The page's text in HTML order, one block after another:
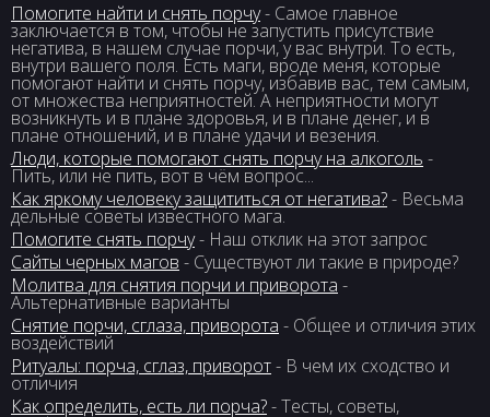
Помогите найти и снять порчу- Самое главное
заключается в том, чтобы не запустить присутствие
негатива, в нашем случае порчи, у вас внутри. То есть,
внутри вашего поля. Есть маги, вроде меня, которые
помогают найти и снять порчу, избавив вас, тем самым,
от множества неприятностей. А неприятности могут
возникнуть и в плане здоровья, и в плане денег, и в
плане отношений, и в плане удачи и везения.
Люди, которые помогают снять порчу на алкоголь -
Пить, или не пить, вот в чём вопрос...
Как яркому человеку защититься от негатива?- Весьма
дельные советы известного мага.
Помогите снять порчу- Наш отклик на этот запрос
Сайты черных магов - Существуют ли такие в природе?
Молитва для снятия порчи и приворота -
Альтернативные варианты
Снятие порчи, сглаза, приворота - Общее и отличия этих
воздействий
Ритуалы: порча, сглаз, приворот- В чем их сходство и
отличия
Как определить, есть ли порча?- Тесты, советы,